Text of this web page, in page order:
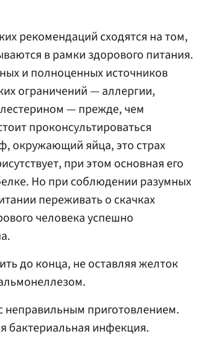
рекомендаций сходятся на том,
в рамки здорового питания.
и полноценных источников
ограничений — аллергии,
— прежде, чем
проконсультироваться
окружающий яйца, это страх
при этом основная его
Но при соблюдении разумных
переживать о скачках
человека успешно
до конца, не оставляя желток
неправильным приготовлением.
бактериальная инфекция.